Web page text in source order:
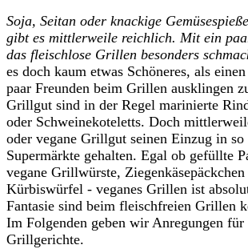
Soja, Seitan oder knackige
gibt es mittlerweile reichlich. Mit ein
das fleischlose Grillen besonders
es doch kaum etwas Schöneres, als
paar Freunden beim Grillen ausklingen
Grillgut sind in der Regel marinierte
oder Schweinekoteletts. Doch
oder vegane Grillgut seinen Einzug in
Supermärkte gehalten. Egal ob gefüllte
vegane Grillwürste,
Kürbiswürfel - veganes Grillen ist
Fantasie sind beim fleischfreien Grillen
Im Folgenden geben wir Anregungen für
Grillgerichte.